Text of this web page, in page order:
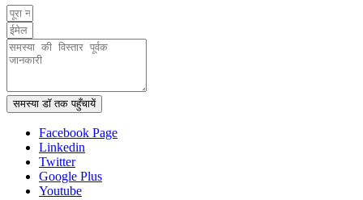
समस्या डॉ तक पहुँचायें
Facebook Page
Linkedin
Twitter
Google Plus
Youtube